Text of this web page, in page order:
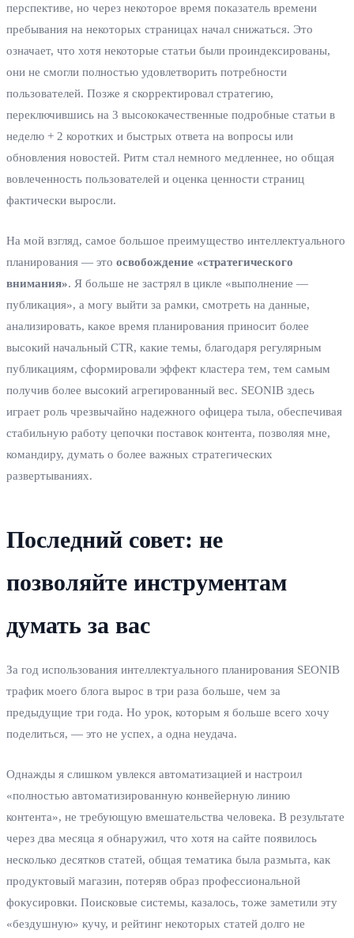
перспективе, но через некоторое время показатель времени
пребывания на некоторых страницах начал снижаться. Это
означает, что хотя некоторые статьи были проиндексированы,
они не смогли полностью удовлетворить потребности
пользователей. Позже я скорректировал стратегию,
переключившись на 3 высококачественные подробные статьи в
неделю + 2 коротких и быстрых ответа на вопросы или
обновления новостей. Ритм стал немного медленнее, но общая
вовлеченность пользователей и оценка ценности страниц
фактически выросли.
На мой взгляд, самое большое преимущество интеллектуального
планирования — это освобождение «стратегического
внимания». Я больше не застрял в цикле «выполнение —
публикация», а могу выйти за рамки, смотреть на данные,
анализировать, какое время планирования приносит более
высокий начальный CTR, какие темы, благодаря регулярным
публикациям, сформировали эффект кластера тем, тем самым
получив более высокий агрегированный вес. SEONIB здесь
играет роль чрезвычайно надежного офицера тыла, обеспечивая
стабильную работу цепочки поставок контента, позволяя мне,
командиру, думать о более важных стратегических
развертываниях.
Последний совет: не
позволяйте инструментам
думать за вас
За год использования интеллектуального планирования SEONIB
трафик моего блога вырос в три раза больше, чем за
предыдущие три года. Но урок, которым я больше всего хочу
поделиться, — это не успех, а одна неудача.
Однажды я слишком увлекся автоматизацией и настроил
«полностью автоматизированную конвейерную линию
контента», не требующую вмешательства человека. В результате
через два месяца я обнаружил, что хотя на сайте появилось
несколько десятков статей, общая тематика была размыта, как
продуктовый магазин, потеряв образ профессиональной
фокусировки. Поисковые системы, казалось, тоже заметили эту
«бездушную» кучу, и рейтинг некоторых статей долго не